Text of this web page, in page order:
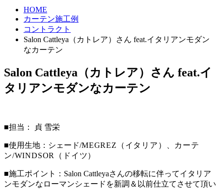
HOME
カーテン施工例
コントラクト
Salon Cattleya（カトレア）さん feat.イタリアンモダン
なカーテン
Salon Cattleya（カトレア）さん feat.イ
タリアンモダンなカーテン
■担当： 貞 雪栄
■使用生地：シェード/MEGREZ
（イタリア）、カーテ
ン/WINDSOR（ドイツ）
■施工ポイント：Salon Cattleyaさんの移転に伴ってイタリア
ンモダンなローマンシェードを新調＆以前仕立てさせて頂い